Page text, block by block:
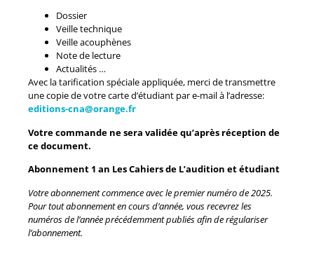
Dossier
Veille technique
Veille acouphènes
Note de lecture
Actualités …
Avec la tarification spéciale appliquée, merci de transmettre
une copie de votre carte d’étudiant par e-mail à l’adresse:
editions-cna@orange.fr
Votre commande ne sera validée qu’après réception de
ce document.
Abonnement 1 an Les Cahiers de L’audition et étudiant
Votre abonnement commence avec le premier numéro de 2025.
Pour tout abonnement en cours d’année, vous recevrez les
numéros de l’année précédemment publiés afin de régulariser
l’abonnement.